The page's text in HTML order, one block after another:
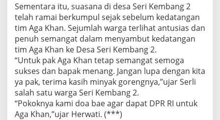
Sementara itu, suasana di desa Seri Kembang 2
telah ramai berkumpul sejak sebelum kedatangan
tim Aga Khan. Sejumlah warga terlihat antusias dan
penuh semangat dalam menyambut kedatangan
tim Aga Khan ke Desa Seri Kembang 2.
“Untuk pak Aga Khan tetap semangat semoga
sukses dan bapak menang. Jangan lupa dengan kita
ya pak, terima kasih minyak gorengnya,”ujar Serli
salah satu warga Seri Kembang 2.
“Pokoknya kami doa bae agar dapat DPR RI untuk
Aga Khan,”ujar Herwati. (***)